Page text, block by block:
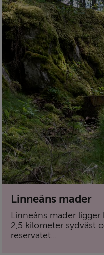
Linneåns mader
Linneåns mader
2,5 kilometer sydväst
reservatet...